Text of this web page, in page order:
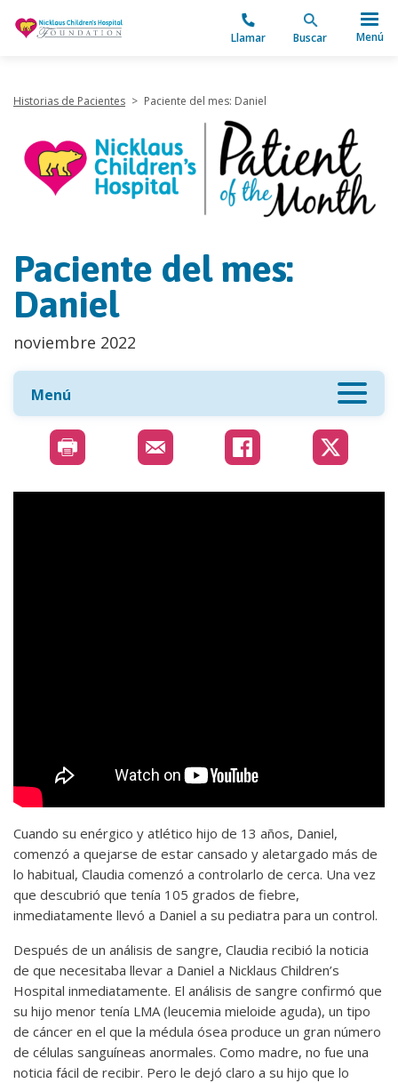
Llamar Buscar Menú
Historias de Pacientes > Paciente del mes: Daniel
Paciente del mes:
Daniel
noviembre 2022
Menú
Cuando su enérgico y atlético hijo de 13 años, Daniel,
comenzó a quejarse de estar cansado y aletargado más de
lo habitual, Claudia comenzó a controlarlo de cerca. Una vez
que descubrió que tenía 105 grados de fiebre,
inmediatamente llevó a Daniel a su pediatra para un control.
Después de un análisis de sangre, Claudia recibió la noticia
de que necesitaba llevar a Daniel a Nicklaus Children’s
Hospital inmediatamente. El análisis de sangre confirmó que
su hijo menor tenía LMA (leucemia mieloide aguda), un tipo
de cáncer en el que la médula ósea produce un gran número
de células sanguíneas anormales. Como madre, no fue una
noticia fácil de recibir. Pero le dejó claro a su hijo que lo